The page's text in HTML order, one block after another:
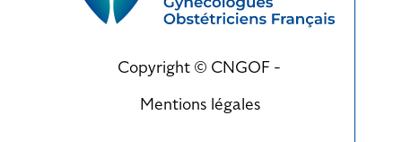
Copyright © CNGOF -
Mentions légales